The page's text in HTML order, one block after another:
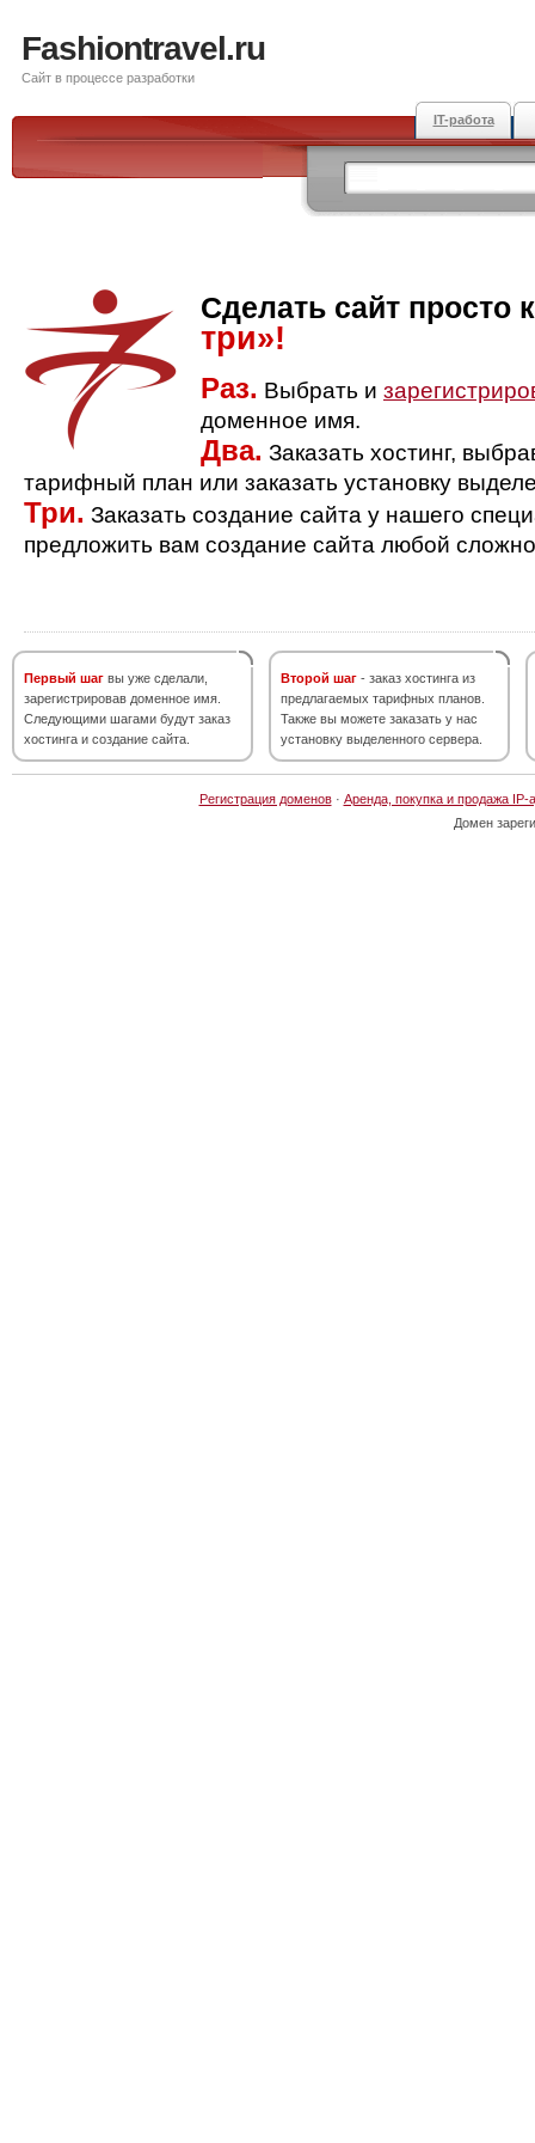
Fashiontravel.ru
Сайт в процессе разработки
IT-работа
Сделать сайт просто
три»!
Раз. Выбрать и
доменное имя.
Два. Заказать хостинг,
тарифный план или заказать установку
Три. Заказать создание сайта у нашего
предложить вам создание сайта любой
Первый шаг вы уже сделали,
зарегистрировав доменное имя.
Следующими шагами будут заказ
хостинга и создание сайта.
Второй шаг - заказ хостинга из
предлагаемых тарифных планов.
Также вы можете заказать у нас
установку выделенного сервера.
Регистрация доменов· Аренда, покупка и продажа IP-
Домен